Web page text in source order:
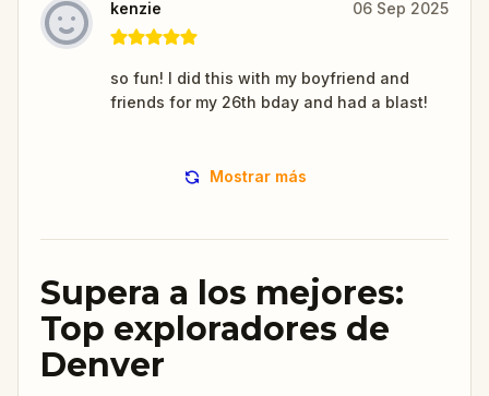
kenzie 06 Sep 2025
so fun! I did this with my boyfriend and
friends for my 26th bday and had a blast!
Mostrar más
Supera a los mejores:
Top exploradores de
Denver